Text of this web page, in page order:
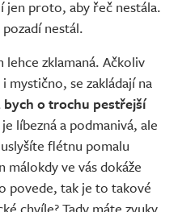
jen proto, aby řeč nestála.
nestál.
zklamaná. Ačkoliv
mystično, se zakládají na
bych o trochu pestřejší
líbezná a podmanivá, ale
flétnu pomalu
ve vás dokáže
povede, tak je to takové